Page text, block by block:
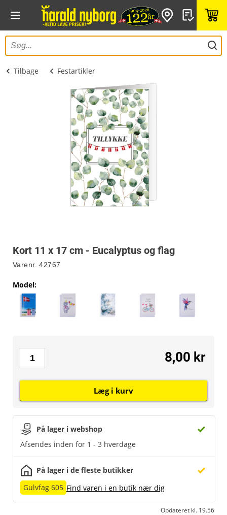
Tilbage Festartikler
Kort 11 x 17 cm - Eucalyptus og flag
Varenr. 42767
Model:
På lager i webshop
Afsendes inden for 1 - 3 hverdage
På lager i de fleste butikker
Gulvfag 605 Find varen i en butik nær dig
Opdateret kl. 19.56
8,00 kr
Læg i kurv